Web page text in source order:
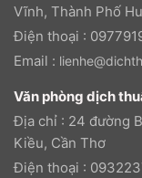
Vĩnh, Thành Phố
Điện thoại :
Email :
Văn phòng dịch
Địa chỉ : 24 đường
Kiều, Cần Thơ
Điện thoại :